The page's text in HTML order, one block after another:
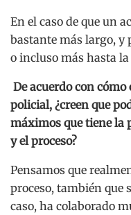
En el caso de que un
bastante más largo, y
o incluso más hasta
De acuerdo con
policial, ¿creen que
máximos que tiene la
y el proceso?
Pensamos que
proceso, también que
caso, ha colaborado